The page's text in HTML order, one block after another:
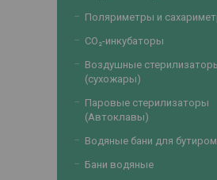
Поляриметры и
CO₂-инкубаторы
Воздушные
(сухожары)
Паровые стерилизаторы
(Автоклавы)
Водяные бани для
Бани водяные